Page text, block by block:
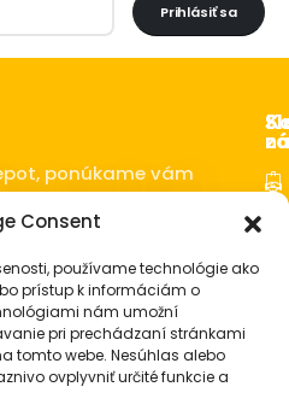
Consent
používame technológie ako
prístup k informáciám o
nám umožní
pri prechádzaní stránkami
tomto webe. Nesúhlas alebo
ovplyvniť určité funkcie a
Prihlásiť sa
ponúkame vám